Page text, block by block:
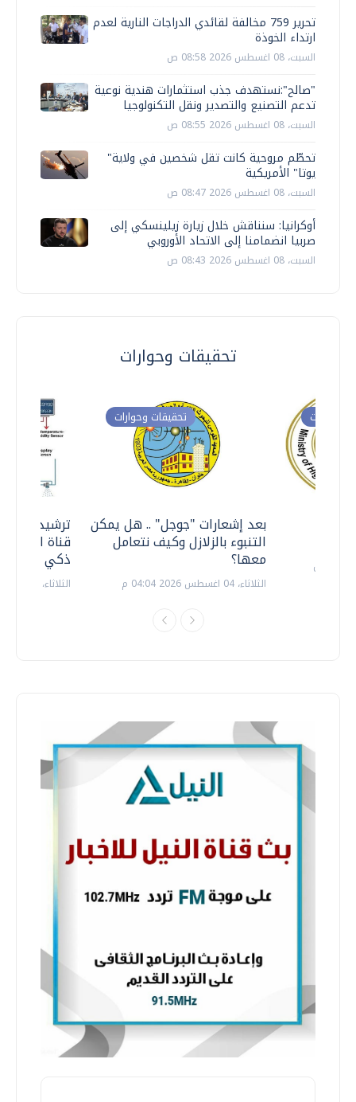
تحرير 759 مخالفة لقائدي الدراجات النارية لعدم
ارتداء الخوذة
السبت، 08 اغسطس 2026 08:58 ص
"صالح":نستهدف جذب استثمارات هندية نوعية
تدعم التصنيع والتصدير ونقل التكنولوجيا
السبت، 08 اغسطس 2026 08:55 ص
تحطّم مروحية كانت تقل شخصين في ولاية"
يوتا" الأمريكية
السبت، 08 اغسطس 2026 08:47 ص
أوكرانيا: سنناقش خلال زيارة زيلينسكي إلى
صربيا انضمامنا إلى الاتحاد الأوروبي
السبت، 08 اغسطس 2026 08:43 ص
تحقيقات وحوارات
ترشيدا
قناة
ذكي
الثلاثاء، 14 يوليو 2026 06:11 م
تحقيقات وحوارات
بعد إشعارات "جوجل" .. هل يمكن
التنبوء بالزلازل وكيف نتعامل
معها؟
الثلاثاء، 04 اغسطس 2026 04:04 م
وحوارات